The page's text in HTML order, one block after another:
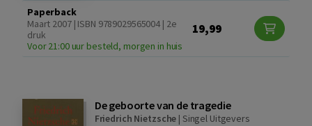
Paperback
Maart 2007 | ISBN 9789029565004 | 2e
druk
Voor 21:00 uur besteld, morgen in huis
19,99
De geboorte van de tragedie
Friedrich Nietzsche | Singel Uitgevers